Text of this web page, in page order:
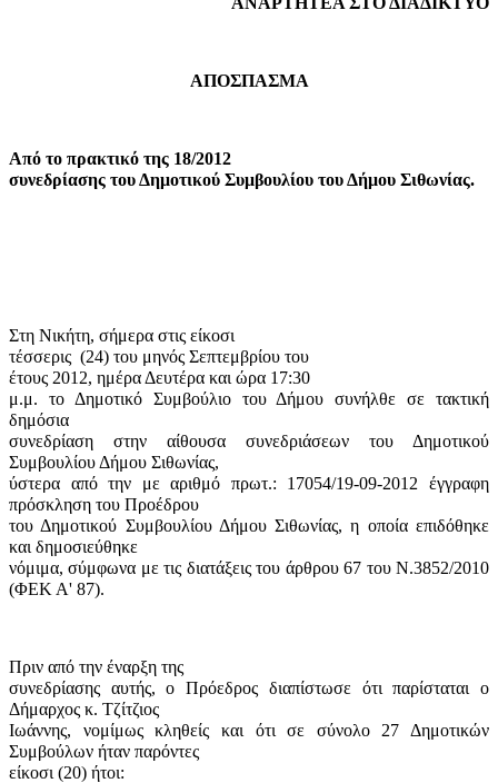
ΑΠΟΣΠΑΣΜΑ
Από το πρακτικό της 18/2012
συνεδρίασης του Δημοτικού Συμβουλίου του Δήμου Σιθωνίας.
Στη Νικήτη, σήμερα στις είκοσι
τέσσερις (24) του μηνός Σεπτεμβρίου του
έτους 2012, ημέρα Δευτέρα και ώρα 17:30
μ.μ. το Δημοτικό Συμβούλιο του Δήμου συνήλθε σε τακτική
δημόσια
συνεδρίαση στην αίθουσα συνεδριάσεων του Δημοτικού
Συμβουλίου Δήμου Σιθωνίας,
ύστερα από την με αριθμό πρωτ.: 17054/19-09-2012 έγγραφη
πρόσκληση του Προέδρου
του Δημοτικού Συμβουλίου Δήμου Σιθωνίας, η οποία επιδόθηκε
και δημοσιεύθηκε
νόμιμα, σύμφωνα με τις διατάξεις του άρθρου 67 του Ν.3852/2010
(ΦΕΚ Α' 87).
Πριν από την έναρξη της
συνεδρίασης αυτής, ο Πρόεδρος διαπίστωσε ότι παρίσταται ο
Δήμαρχος κ. Τζίτζιος
Ιωάννης, νομίμως κληθείς και ότι σε σύνολο 27 Δημοτικών
Συμβούλων ήταν παρόντες
είκοσι (20) ήτοι: